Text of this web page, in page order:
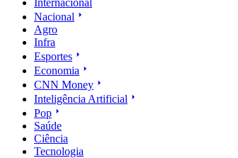
Nacional
Agro
Infra
Esportes
Economia
CNN Money
Inteligência Artificial
Pop
Saúde
Ciência
Tecnologia